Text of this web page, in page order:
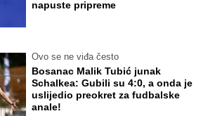
napuste pripreme
Ovo se ne viđa često
Bosanac Malik Tubić junak
Schalkea: Gubili su 4:0, a onda je
uslijedio preokret za fudbalske
anale!